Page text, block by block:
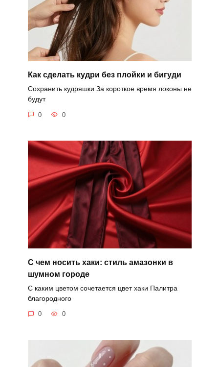
Как сделать кудри без плойки и бигуди
Сохранить кудряшки За короткое время локоны не
будут
0 0
С чем носить хаки: стиль амазонки в
шумном городе
С каким цветом сочетается цвет хаки Палитра
благородного
0 0